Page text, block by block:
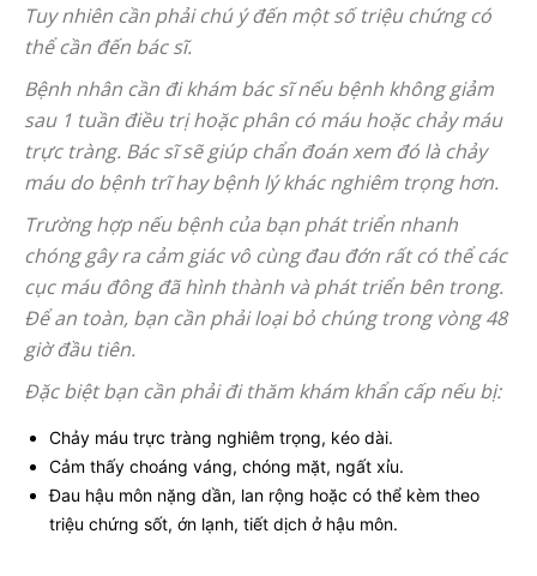
Tuy nhiên cần phải chú ý đến một số triệu chứng có
thể cần đến bác sĩ.
Bệnh nhân cần đi khám bác sĩ nếu bệnh không giảm
sau 1 tuần điều trị hoặc phân có máu hoặc chảy máu
trực tràng. Bác sĩ sẽ giúp chẩn đoán xem đó là chảy
máu do bệnh trĩ hay bệnh lý khác nghiêm trọng hơn.
Trường hợp nếu bệnh của bạn phát triển nhanh
chóng gây ra cảm giác vô cùng đau đớn rất có thể các
cục máu đông đã hình thành và phát triển bên trong.
Để an toàn, bạn cần phải loại bỏ chúng trong vòng 48
giờ đầu tiên.
Đặc biệt bạn cần phải đi thăm khám khẩn cấp nếu bị:
Chảy máu trực tràng nghiêm trọng, kéo dài.
Cảm thấy choáng váng, chóng mặt, ngất xỉu.
Đau hậu môn nặng dần, lan rộng hoặc có thể kèm theo
triệu chứng sốt, ớn lạnh, tiết dịch ở hậu môn.